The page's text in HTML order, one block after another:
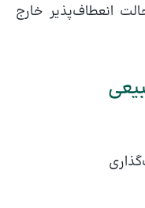
انعطاف‌پذیر خارج